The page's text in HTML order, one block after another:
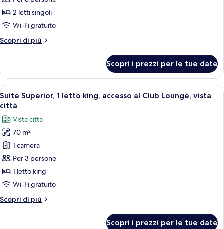
High
Deluxe,
2
letti
singoli,
al
Club
Lounge
(Executive,
High
Floor)
2 letti singoli
Wi-Fi gratuito
Scopri di più
Altri
Deluxe,
letti
singoli,
al
Club
Lounge
(Executive,
High
Scopri i prezzi per le tue date
Apri
tutte
le
foto
per
Suite
Superior,
1
letto
accesso
Una camera d'albergo con un letto
9
Suite Superior, 1 letto king, accesso al Club Lounge, vista
città
Vista città
70 m²
1 camera
Per 3 persone
1 letto king
Wi-Fi gratuito
Scopri di più
Altri
Scopri i prezzi per le tue date